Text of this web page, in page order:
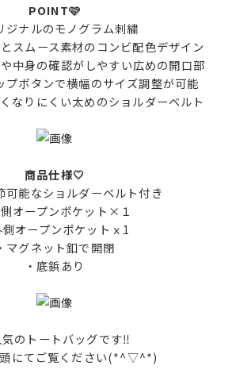
POINT🩷
ジナルのモノグラム刺繍
スムース素材のコンビ配色デザイン
中身の確認がしやすい広めの開口部
プボタンで横幅のサイズ調整が可能
なりにくい太めのショルダーベルト
商品仕様🤍
可能なショルダーベルト付き
側オープンポケット×１
側オープンポケットｘ1
マグネット釦で開閉
・底鋲あり
気のトートバッグです‼️
にてご覧ください(*^▽^*)